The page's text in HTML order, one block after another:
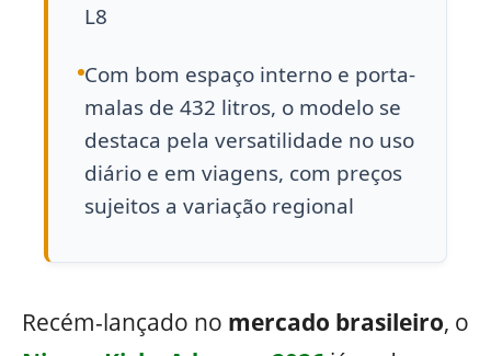
L8
Com bom espaço interno e porta-
malas de 432 litros, o modelo se
destaca pela versatilidade no uso
diário e em viagens, com preços
sujeitos a variação regional
Recém-lançado no mercado brasileiro, o